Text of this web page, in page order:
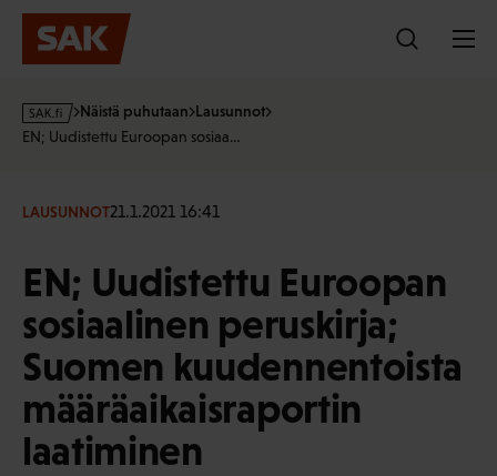
Hyppää
sisältöön
s
a
f
Näistä puhutaan Lausunnot
EN; Uudistettu Euroopan sosiaa…
LAUSUNNOT21.1.2021 16:41
EN; Uudistettu Euroopan
sosiaalinen peruskirja;
Suomen kuudennentoista
määräaikaisraportin
laatiminen